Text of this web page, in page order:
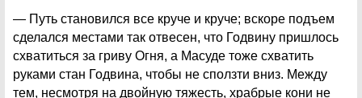
— Путь становился все круче и круче; вскоре подъем
сделался местами так отвесен, что Годвину пришлось
схватиться за гриву Огня, а Масуде тоже схватить
руками стан Годвина, чтобы не сползти вниз. Между
тем, несмотря на двойную тяжесть, храбрые кони не